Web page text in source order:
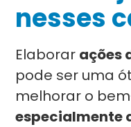
nesses
Elaborar ações
pode ser uma
melhorar o
especialmente